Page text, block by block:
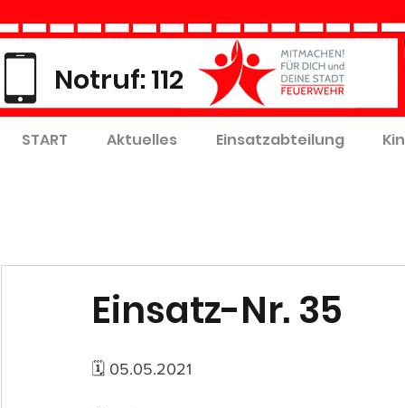
Notruf: 112
START Aktuelles Einsatzabteilung
Einsatz-Nr. 35
🗓 05.05.2021